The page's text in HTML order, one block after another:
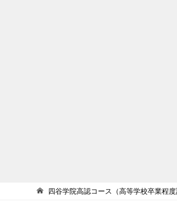
四谷学院高認コース（高等学校卒業程